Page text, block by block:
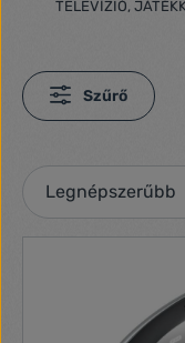
TELEVÍZIÓ,
Szűrő